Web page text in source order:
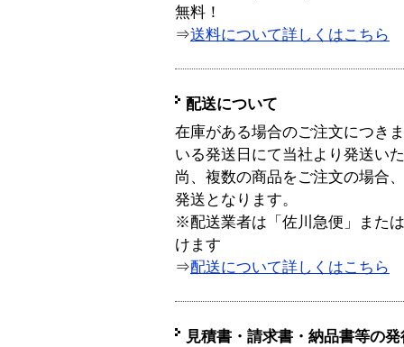
無料！
⇒送料について詳しくはこちら
配送について
在庫がある場合のご注文につき
いる発送日にて当社より発送い
尚、複数の商品をご注文の場合
発送となります。
※配送業者は「佐川急便」また
けます
⇒配送について詳しくはこちら
見積書・請求書・納品書等の